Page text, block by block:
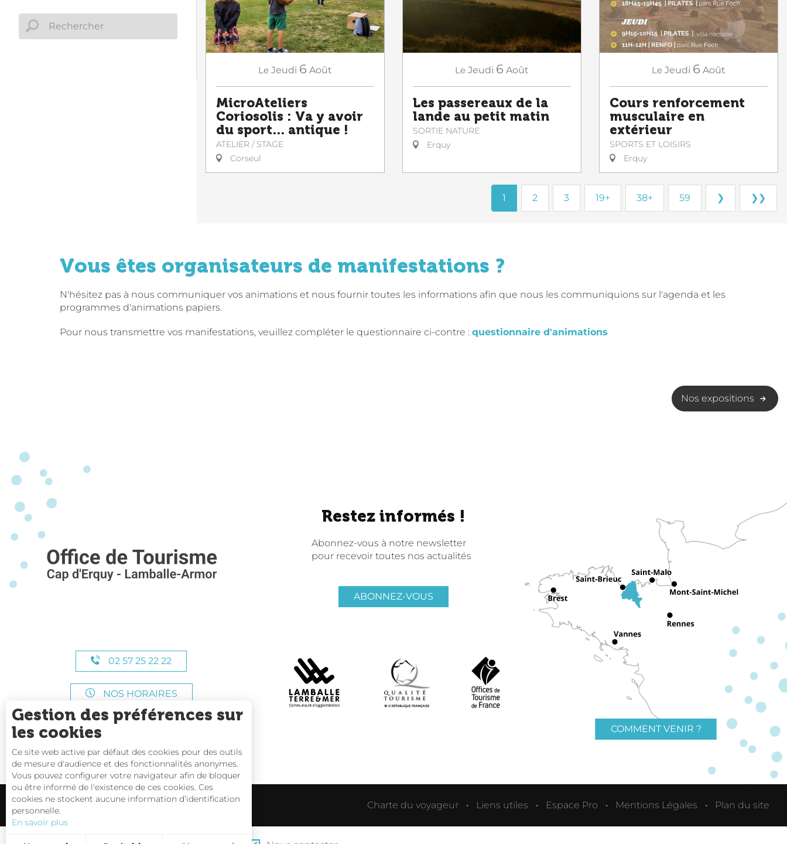
Le Jeudi 6 Août
MicroAteliers
Coriosolis : Va y avoir
du sport... antique !
ATELIER / STAGE
Corseul
Le Jeudi 6 Août
Les passereaux de la
lande au petit matin
SORTIE NATURE
Erquy
Le Jeudi 6 Août
Cours renforcement
musculaire en
extérieur
SPORTS ET LOISIRS
Erquy
1 2 3 19+ 38+ 59 ❯ ❯❯
Vous êtes organisateurs de manifestations ?
N'hésitez pas à nous communiquer vos animations et nous fournir toutes les informations afin que nous les communiquions sur l'agenda et les
programmes d'animations papiers.
Pour nous transmettre vos manifestations, veuillez compléter le questionnaire ci-contre : questionnaire d'animations
Nos expositions
02 57 25 22 22
NOS HORAIRES
Restez informés !
Abonnez-vous à notre newsletter
pour recevoir toutes nos actualités
ABONNEZ-VOUS
COMMENT VENIR ?
Charte du voyageur Liens utiles Espace Pro Mentions Légales Plan du site
Gestion des préférences sur
les cookies
Ce site web active par défaut des cookies pour des outils
de mesure d'audience et des fonctionnalités anonymes.
Vous pouvez configurer votre navigateur afin de bloquer
ou être informé de l'existence de ces cookies. Ces
cookies ne stockent aucune information d’identification
personnelle.
En savoir plus